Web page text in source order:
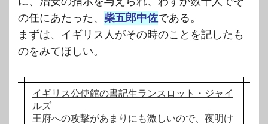
の任にあたった、 柴五郎中佐である。
まずは、イギリス人がその時のことを記したも
のをみてほしい。
イギリス公使館の書記生ランスロット・ジャイ
ルズ
王府への攻撃があまりにも激しいので、夜明け